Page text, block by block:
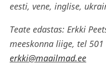
eesti, vene, inglise,
Teate edastas: Erkki
meeskonna liige, tel
erkki@maailmad.ee